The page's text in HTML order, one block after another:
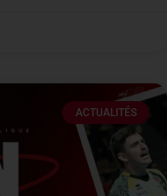
ACTUALITÉS